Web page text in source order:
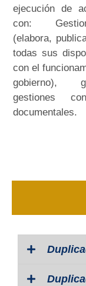
ejecución de
con:
(elabora,
todas sus
con el
gobierno),
gestiones
documentales.